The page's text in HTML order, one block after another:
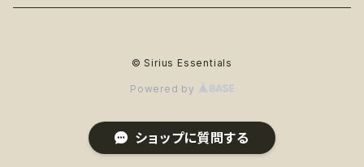
ココナッツフィル
サスティナブル素材
Hemp Rope Toys【麻ロープおもちゃ】
Country Tails
ECO Walk 【エコ散歩】
© Sirius Essentials
Powered by
ショップに質問する